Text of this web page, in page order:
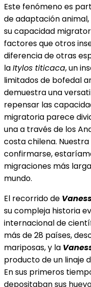
Este fenómeno es
de adaptación
su capacidad
factores que otros
diferencia de otras
laItylos titicaca, un
limitados de bofedal
demuestra una
repensar las
migratoria parece
una a través de los
costa chilena.
confirmarse,
migraciones más
mundo.
El recorrido de
su compleja historia
internacional de
más de 28 países,
mariposas, y la
producto de un linaje
En sus primeros
depositaban sus